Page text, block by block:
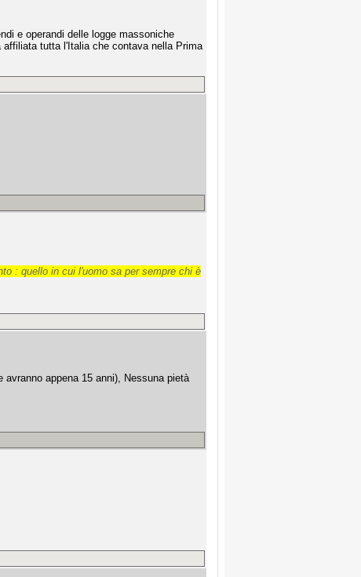
e operandi delle logge massoniche
tutta l'Italia che contava nella Prima
: quello in cui l'uomo sa per sempre chi è
appena 15 anni), Nessuna pietà